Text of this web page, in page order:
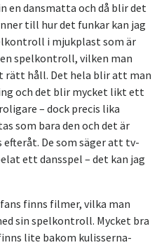
en dansmatta och då blir det
till hur det funkar kan jag
i mjukplast som är
spelkontroll, vilken man
rätt håll. Det hela blir att man
och det blir mycket likt ett
– dock precis lika
som bara den och det är
De som säger att tv-
ett dansspel – det kan jag
finns filmer, vilka man
sin spelkontroll. Mycket bra
lite bakom kulisserna-